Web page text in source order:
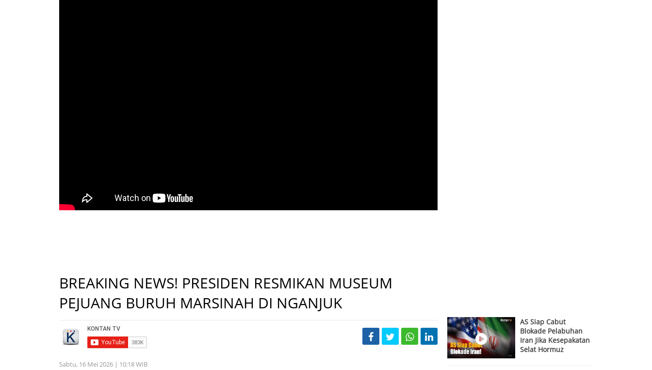
BREAKING NEWS! PRESIDEN RESMIKAN MUSEUM
PEJUANG BURUH MARSINAH DI NGANJUK
Sabtu, 16 Mei 2026 | 10:18 WIB
AS Siap Cabut
Blokade Pelabuhan
Iran Jika Kesepakatan
Selat Hormuz